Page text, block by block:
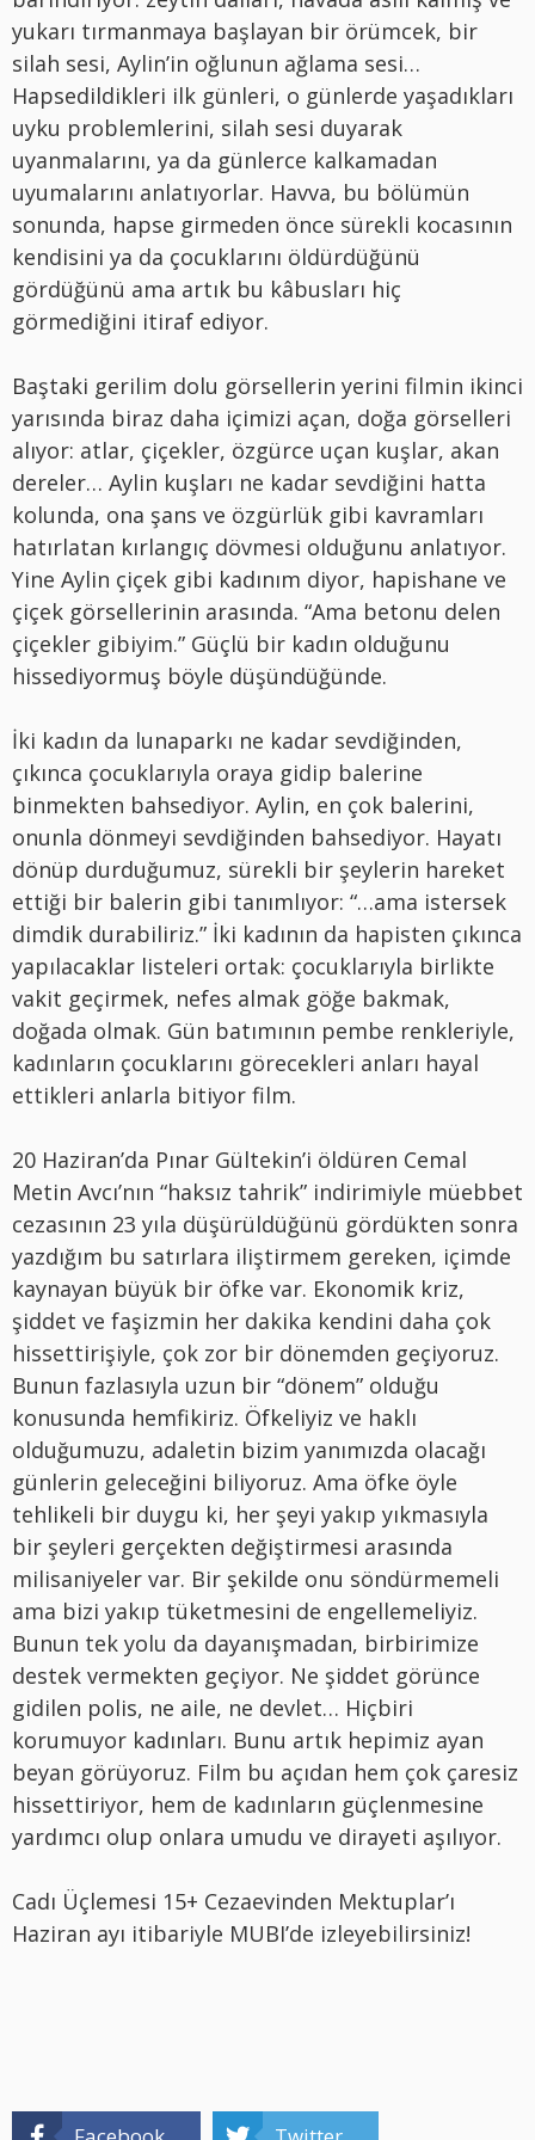
yukarı tırmanmaya başlayan bir örümcek, bir
silah sesi, Aylin’in oğlunun ağlama sesi…
Hapsedildikleri ilk günleri, o günlerde yaşadıkları
uyku problemlerini, silah sesi duyarak
uyanmalarını, ya da günlerce kalkamadan
uyumalarını anlatıyorlar. Havva, bu bölümün
sonunda, hapse girmeden önce sürekli kocasının
kendisini ya da çocuklarını öldürdüğünü
gördüğünü ama artık bu kâbusları hiç
görmediğini itiraf ediyor.
Baştaki gerilim dolu görsellerin yerini filmin ikinci
yarısında biraz daha içimizi açan, doğa görselleri
alıyor: atlar, çiçekler, özgürce uçan kuşlar, akan
dereler… Aylin kuşları ne kadar sevdiğini hatta
kolunda, ona şans ve özgürlük gibi kavramları
hatırlatan kırlangıç dövmesi olduğunu anlatıyor.
Yine Aylin çiçek gibi kadınım diyor, hapishane ve
çiçek görsellerinin arasında. “Ama betonu delen
çiçekler gibiyim.” Güçlü bir kadın olduğunu
hissediyormuş böyle düşündüğünde.
İki kadın da lunaparkı ne kadar sevdiğinden,
çıkınca çocuklarıyla oraya gidip balerine
binmekten bahsediyor. Aylin, en çok balerini,
onunla dönmeyi sevdiğinden bahsediyor. Hayatı
dönüp durduğumuz, sürekli bir şeylerin hareket
ettiği bir balerin gibi tanımlıyor: “…ama istersek
dimdik durabiliriz.” İki kadının da hapisten çıkınca
yapılacaklar listeleri ortak: çocuklarıyla birlikte
vakit geçirmek, nefes almak göğe bakmak,
doğada olmak. Gün batımının pembe renkleriyle,
kadınların çocuklarını görecekleri anları hayal
ettikleri anlarla bitiyor film.
20 Haziran’da Pınar Gültekin’i öldüren Cemal
Metin Avcı’nın “haksız tahrik” indirimiyle müebbet
cezasının 23 yıla düşürüldüğünü gördükten sonra
yazdığım bu satırlara iliştirmem gereken, içimde
kaynayan büyük bir öfke var. Ekonomik kriz,
şiddet ve faşizmin her dakika kendini daha çok
hissettirişiyle, çok zor bir dönemden geçiyoruz.
Bunun fazlasıyla uzun bir “dönem” olduğu
konusunda hemfikiriz. Öfkeliyiz ve haklı
olduğumuzu, adaletin bizim yanımızda olacağı
günlerin geleceğini biliyoruz. Ama öfke öyle
tehlikeli bir duygu ki, her şeyi yakıp yıkmasıyla
bir şeyleri gerçekten değiştirmesi arasında
milisaniyeler var. Bir şekilde onu söndürmemeli
ama bizi yakıp tüketmesini de engellemeliyiz.
Bunun tek yolu da dayanışmadan, birbirimize
destek vermekten geçiyor. Ne şiddet görünce
gidilen polis, ne aile, ne devlet… Hiçbiri
korumuyor kadınları. Bunu artık hepimiz ayan
beyan görüyoruz. Film bu açıdan hem çok çaresiz
hissettiriyor, hem de kadınların güçlenmesine
yardımcı olup onlara umudu ve dirayeti aşılıyor.
Cadı Üçlemesi 15+ Cezaevinden Mektuplar’ı
Haziran ayı itibariyle MUBI’de izleyebilirsiniz!